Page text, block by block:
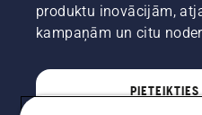
produktu inovācijām,
kampaņām un citu